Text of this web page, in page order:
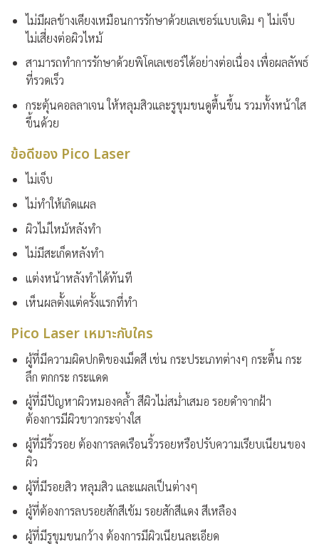
ไม่มีผลข้างเคียงเหมือนการรักษาด้วยเลเซอร์แบบเดิม ๆ ไม่เจ็บ
ไม่เสี่ยงต่อผิวไหม้
สามารถทำการรักษาด้วยพิโคเลเซอร์ได้อย่างต่อเนื่อง เพื่อผลลัพธ์
ที่รวดเร็ว
กระตุ้นคอลลาเจน ให้หลุมสิวและรูขุมขนดูตื้นขึ้น รวมทั้งหน้าใส
ขึ้นด้วย
ข้อดีของ Pico Laser
ไม่เจ็บ
ไม่ทำให้เกิดแผล
ผิวไม่ไหม้หลังทำ
ไม่มีสะเก็ดหลังทำ
แต่งหน้าหลังทำได้ทันที
เห็นผลตั้งแต่ครั้งแรกที่ทำ
Pico Laser เหมาะกับใคร
ผู้ที่มีความผิดปกติของเม็ดสี เช่น กระประเภทต่างๆ กระตื้น กระ
ลึก ตกกระ กระแดด
ผู้ที่มีปัญหาผิวหมองคล้ำ สีผิวไม่สม่ำเสมอ รอยดำจากฝ้า
ต้องการมีผิวขาวกระจ่างใส
ผู้ที่มีริ้วรอย ต้องการลดเรือนริ้วรอยหรือปรับความเรียบเนียนของ
ผิว
ผู้ที่มีรอยสิว หลุมสิว และแผลเป็นต่างๆ
ผู้ที่ต้องการลบรอยสักสีเข้ม รอยสักสีแดง สีเหลือง
ผู้ที่มีรูขุมขนกว้าง ต้องการมีผิวเนียนละเอียด